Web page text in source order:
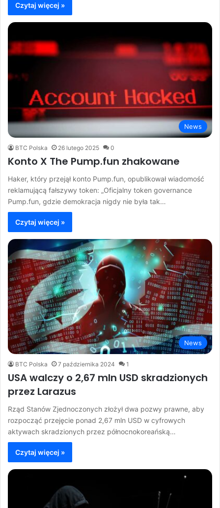
Czytaj więcej »
News
BTC Polska 26 lutego 2025 0
Konto X The Pump.fun zhakowane
Haker, który przejął konto Pump.fun, opublikował wiadomość
reklamującą fałszywy token: „Oficjalny token governance
Pump.fun, gdzie demokracja nigdy nie była tak…
Czytaj więcej »
News
BTC Polska 7 października 2024 1
USA walczy o 2,67 mln USD skradzionych
przez Larazus
Rząd Stanów Zjednoczonych złożył dwa pozwy prawne, aby
rozpocząć przejęcie ponad 2,67 mln USD w cyfrowych
aktywach skradzionych przez północnokoreańską…
Czytaj więcej »